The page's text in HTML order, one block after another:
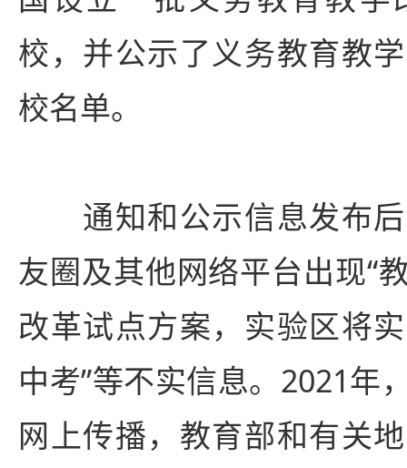
校，并公示了义务教育教
校名单。
通知和公示信息发布后
友圈及其他网络平台出现“
改革试点方案，实验区将
中考”等不实信息。2021年
网上传播，教育部和有关